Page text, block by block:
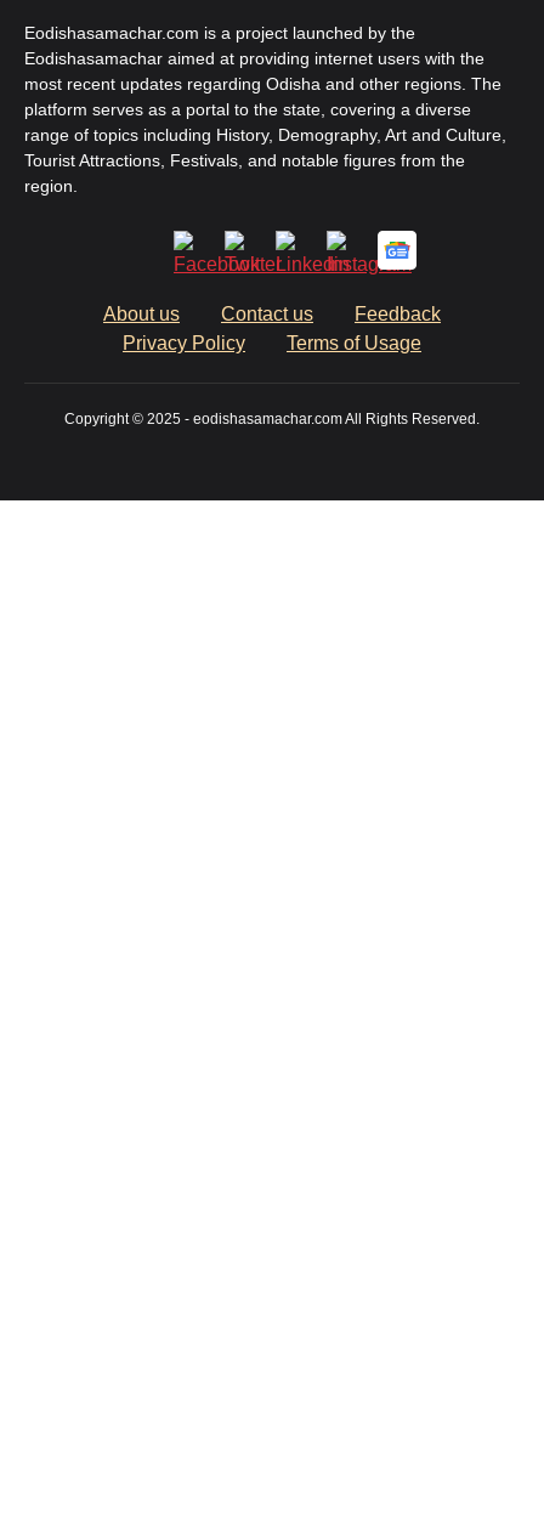
Eodishasamachar.com is a project launched by the
Eodishasamachar aimed at providing internet users with the
most recent updates regarding Odisha and other regions. The
platform serves as a portal to the state, covering a diverse
range of topics including History, Demography, Art and Culture,
Tourist Attractions, Festivals, and notable figures from the
region.
About us Contact us
Feedback
Privacy Policy
Terms of Usage
Copyright © 2025 - eodishasamachar.com All Rights Reserved.